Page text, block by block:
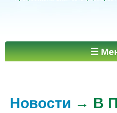
Главное меню ☰
Новости → В